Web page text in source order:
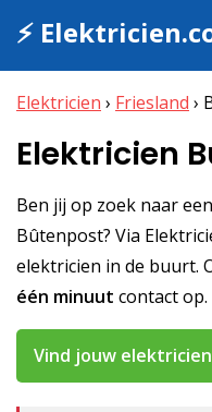
⚡
Elektricien › Friesland ›
Elektricien
Ben jij op zoek naar
Bûtenpost? Via
elektricien in de buurt.
één minuut contact op.
Vind jouw elektricien